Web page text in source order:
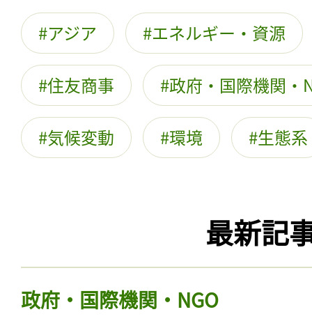
アジア エネルギー・資源
住友商事 政府・国際機関・
気候変動 環境 生態系
最新記
政府・国際機関・NGO